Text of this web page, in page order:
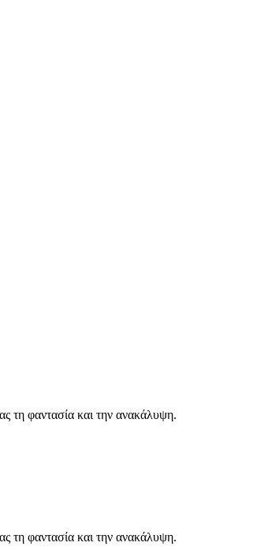
τη φαντασία και την ανακάλυψη.
τη φαντασία και την ανακάλυψη.